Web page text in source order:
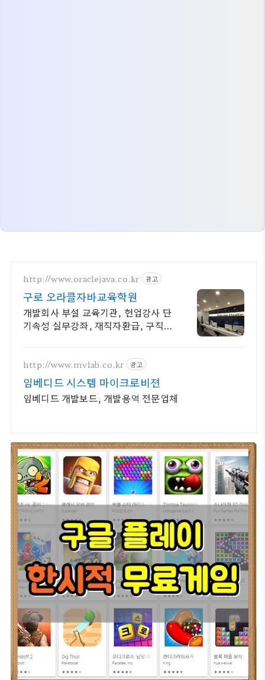
http://www.oraclejava.co.kr 광고
구로 오라클자바교육학원
개발회사 부설 교육기관, 현업강사 단
기속성 실무강좌, 재직자환급, 구직자
http://www.mvlab.co.kr 광고
임베디드 시스템 마이크로비젼
임베디드 개발보드, 개발용역 전문업체